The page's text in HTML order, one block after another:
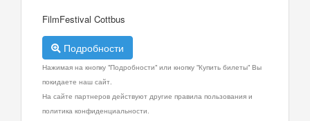
FilmFestival Cottbus
Подробности
Нажимая на кнопку "Подробности" или кнопку "Купить билеты" Вы
покидаете наш сайт.
На сайте партнеров действуют другие правила пользования и
политика конфиденциальности.